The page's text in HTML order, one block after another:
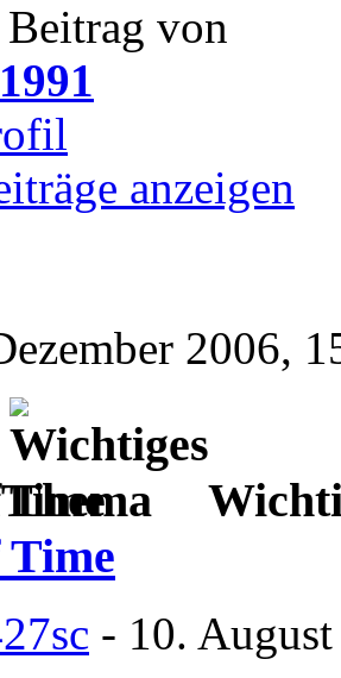
von
anzeigen
2006,
Time
- 10.